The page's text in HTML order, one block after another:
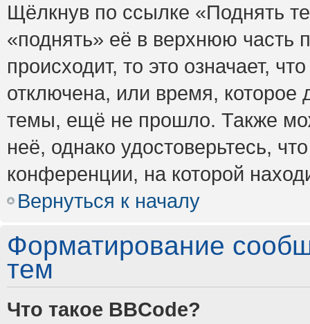
Щёлкнув по ссылке «Поднять
«поднять» её в верхнюю часть
происходит, то это означает,
отключена, или время, которое
темы, ещё не прошло. Также
неё, однако удостоверьтесь,
конференции, на которой
Вернуться к началу
Форматирование
тем
Что такое BBCode?